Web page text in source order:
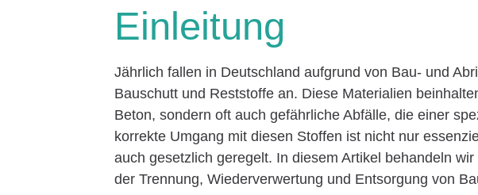
Einleitung
Jährlich fallen in Deutschland aufgrund von Bau- und
Bauschutt und Reststoffe an. Diese Materialien
Beton, sondern oft auch gefährliche Abfälle, die einer
korrekte Umgang mit diesen Stoffen ist nicht nur
auch gesetzlich geregelt. In diesem Artikel behandeln
der Trennung, Wiederverwertung und Entsorgung von